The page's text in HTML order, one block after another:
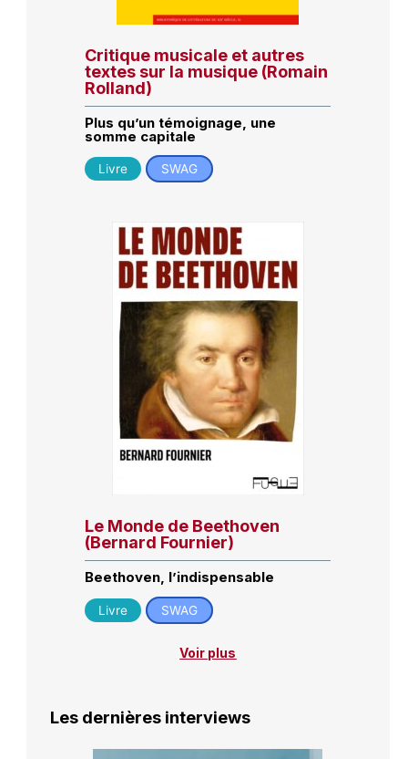
Critique musicale et autres
textes sur la musique (Romain
Rolland)
Plus qu’un témoignage, une
somme capitale
Livre SWAG
Le Monde de Beethoven
(Bernard Fournier)
Beethoven, l’indispensable
Livre SWAG
Voir plus
Les dernières interviews